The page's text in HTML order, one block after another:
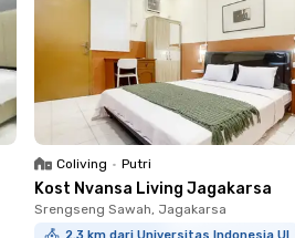
Coliving • Putri
Kost Nvansa Living Jagakarsa
Srengseng Sawah, Jagakarsa